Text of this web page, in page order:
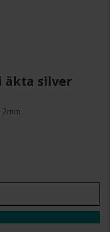
äkta silver